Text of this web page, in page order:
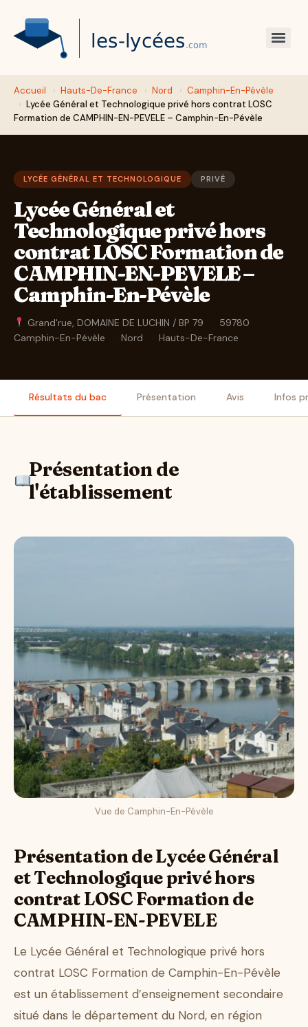
Accueil › Hauts-De-France › Nord › Camphin-En-Pévèle
› Lycée Général et Technologique privé hors contrat LOSC
Formation de CAMPHIN-EN-PEVELE – Camphin-En-Pévèle
LYCÉE GÉNÉRAL ET TECHNOLOGIQUE PRIVÉ
Lycée Général et
Technologique privé hors
contrat LOSC Formation de
CAMPHIN-EN-PEVELE –
Camphin-En-Pévèle
Grand'rue, DOMAINE DE LUCHIN / BP 79 ·
59780
Camphin-En-Pévèle
· Nord · Hauts-De-France
Résultats du bac Présentation Avis Infos
Présentation de
l'établissement
Vue de Camphin-En-Pévèle
Présentation de Lycée Général
et Technologique privé hors
contrat LOSC Formation de
CAMPHIN-EN-PEVELE
Le Lycée Général et Technologique privé hors
contrat LOSC Formation de Camphin-En-Pévèle
est un établissement d’enseignement secondaire
situé dans le département du Nord, en région